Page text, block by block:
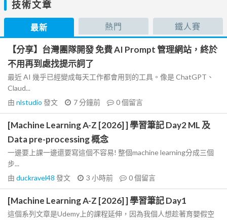
技術文章
最新 熱門 鐵人賽
【分享】台灣團隊開發 免費 AI Prompt 管理網站，終於
不用再到處找提示詞了
最近 AI 幾乎已經變成每天工作都會用到的工具。像是 ChatGPT、
Claud...
由 nlstudio 發文 7 分鐘前 0個留言
[Machine Learning A-Z [2026] ] 學習筆記 Day2 ML 及
Data pre-processing 概念
一邊要上課一邊還要寫這個不容易! 整個machine learning分成三個
步...
由 duckravel48 發文 3 小時前 0個留言
[Machine Learning A-Z [2026] ] 學習筆記 Day1
這個系列文章是Udemy上的課程延伸，因為我個人想趁著育嬰假空